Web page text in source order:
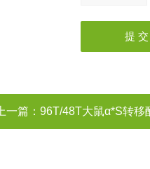
上一篇： 96T/48T大鼠α*S转移